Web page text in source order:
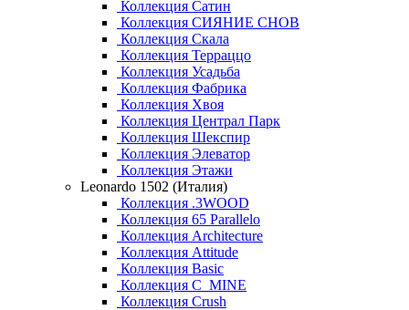
Коллекция Сатин
Коллекция СИЯНИЕ СНОВ
Коллекция Скала
Коллекция Терраццо
Коллекция Усадьба
Коллекция Фабрика
Коллекция Хвоя
Коллекция Централ Парк
Коллекция Шекспир
Коллекция Элеватор
Коллекция Этажи
Leonardo 1502 (Италия)
Коллекция .3WOOD
Коллекция 65 Parallelo
Коллекция Architecture
Коллекция Attitude
Коллекция Basic
Коллекция C_MINE
Коллекция Crush